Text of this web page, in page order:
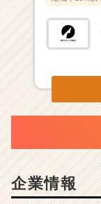
企業情報